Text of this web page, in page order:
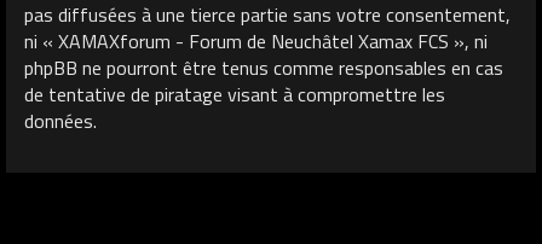
pas diffusées à une tierce partie sans votre consentement,
ni « XAMAXforum - Forum de Neuchâtel Xamax FCS », ni
phpBB ne pourront être tenus comme responsables en cas
de tentative de piratage visant à compromettre les
données.